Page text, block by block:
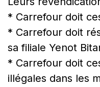
* Carrefour doit
* Carrefour doit
sa filiale Yenot
* Carrefour doit
illégales dans les